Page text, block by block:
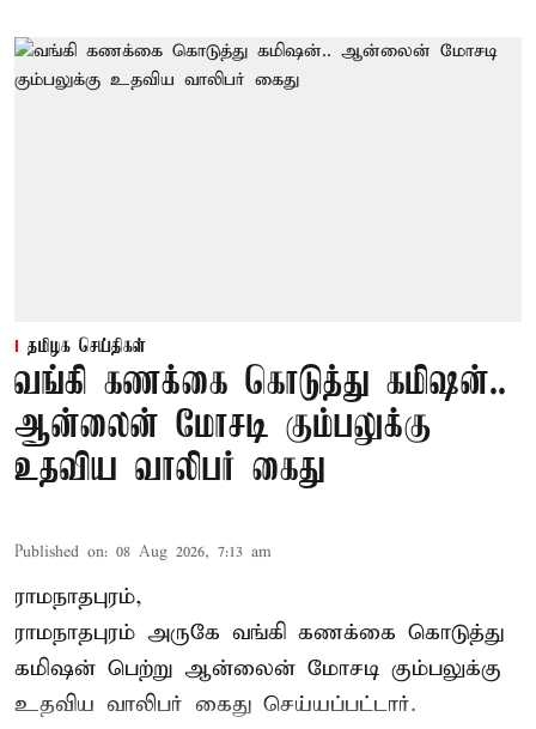
தமிழக செய்திகள்
வங்கி கணக்கை கொடுத்து கமிஷன்..
ஆன்லைன் மோசடி கும்பலுக்கு
உதவிய வாலிபர் கைது
Published on: 08 Aug 2026, 7:13 am
ராமநாதபுரம்,
ராமநாதபுரம் அருகே வங்கி கணக்கை கொடுத்து
கமிஷன் பெற்று ஆன்லைன் மோசடி கும்பலுக்கு
உதவிய வாலிபர் கைது செய்யப்பட்டார்.